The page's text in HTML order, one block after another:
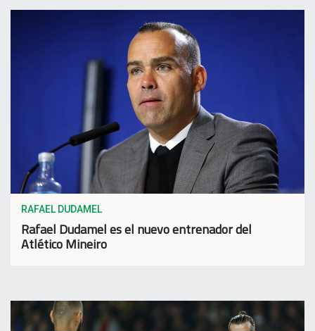
RAFAEL DUDAMEL
Rafael Dudamel es el nuevo entrenador del
Atlético Mineiro